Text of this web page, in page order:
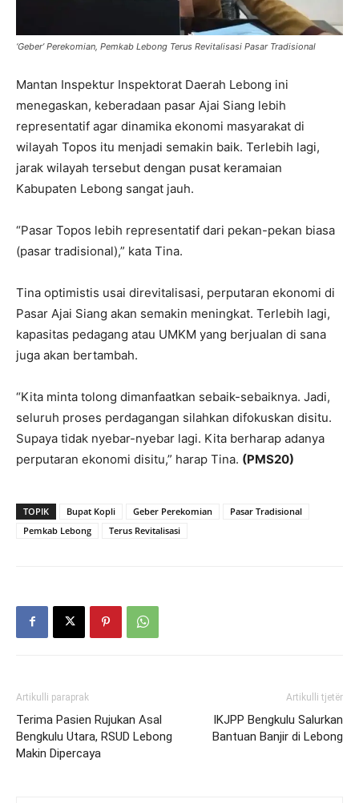
‘Geber’ Perekomian, Pemkab Lebong Terus Revitalisasi Pasar Tradisional
Mantan Inspektur Inspektorat Daerah Lebong ini
menegaskan, keberadaan pasar Ajai Siang lebih
representatif agar dinamika ekonomi masyarakat di
wilayah Topos itu menjadi semakin baik. Terlebih lagi,
jarak wilayah tersebut dengan pusat keramaian
Kabupaten Lebong sangat jauh.
“Pasar Topos lebih representatif dari pekan-pekan biasa
(pasar tradisional),” kata Tina.
Tina optimistis usai direvitalisasi, perputaran ekonomi di
Pasar Ajai Siang akan semakin meningkat. Terlebih lagi,
kapasitas pedagang atau UMKM yang berjualan di sana
juga akan bertambah.
“Kita minta tolong dimanfaatkan sebaik-sebaiknya. Jadi,
seluruh proses perdagangan silahkan difokuskan disitu.
Supaya tidak nyebar-nyebar lagi. Kita berharap adanya
perputaran ekonomi disitu,” harap Tina. (PMS20)
TOPIK Bupat Kopli Geber Perekomian
Pasar Tradisional
Pemkab Lebong
Terus Revitalisasi
Artikulli paraprak
Terima Pasien Rujukan Asal
Bengkulu Utara, RSUD Lebong
Makin Dipercaya
Artikulli tjetër
IKJPP Bengkulu Salurkan
Bantuan Banjir di Lebong